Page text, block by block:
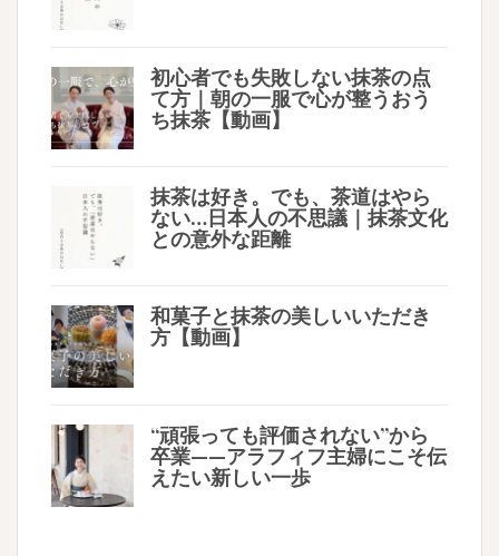
初心者でも失敗しない抹茶の点
て方｜朝の一服で心が整うおう
ち抹茶【動画】
抹茶は好き。でも、茶道はやら
ない…日本人の不思議｜抹茶文化
との意外な距離
和菓子と抹茶の美しいいただき
方【動画】
“頑張っても評価されない”から
卒業——アラフィフ主婦にこそ伝
えたい新しい一歩